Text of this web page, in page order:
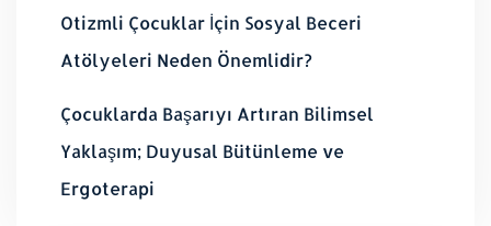
Otizmli Çocuklar İçin Sosyal Beceri
Atölyeleri Neden Önemlidir?
Çocuklarda Başarıyı Artıran Bilimsel
Yaklaşım; Duyusal Bütünleme ve
Ergoterapi